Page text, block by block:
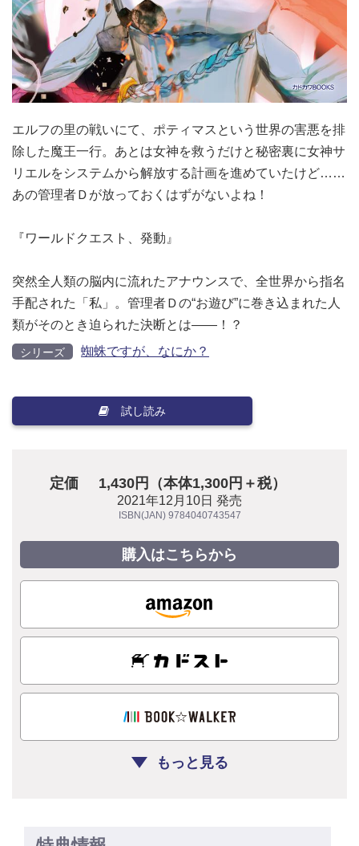
エルフの里の戦いにて、ポティマスという世界の害悪を排
除した魔王一行。あとは女神を救うだけと秘密裏に女神サ
リエルをシステムから解放する計画を進めていたけど……
あの管理者Ｄが放っておくはずがないよね！
『ワールドクエスト、発動』
突然全人類の脳内に流れたアナウンスで、全世界から指名
手配された「私」。管理者Ｄの“お遊び”に巻き込まれた人
類がそのとき迫られた決断とは――！？
シリーズ 蜘蛛ですが、なにか？
試し読み
定価 1,430円（本体1,300円＋税）
2021年12月10日 発売
ISBN(JAN) 9784040743547
購入はこちらから
もっと見る